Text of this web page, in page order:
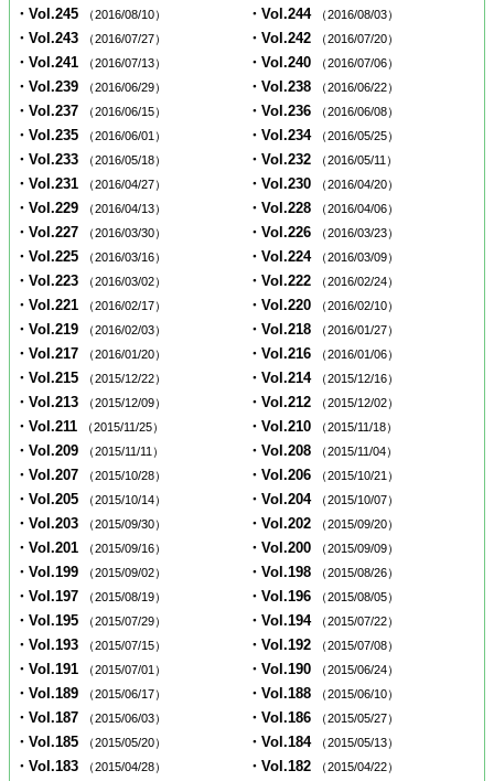
・Vol.245 （2016/08/10） ・Vol.244 （2016/08/03）
・Vol.243 （2016/07/27） ・Vol.242 （2016/07/20）
・Vol.241 （2016/07/13） ・Vol.240 （2016/07/06）
・Vol.239 （2016/06/29） ・Vol.238 （2016/06/22）
・Vol.237 （2016/06/15） ・Vol.236 （2016/06/08）
・Vol.235 （2016/06/01） ・Vol.234 （2016/05/25）
・Vol.233 （2016/05/18） ・Vol.232 （2016/05/11）
・Vol.231 （2016/04/27） ・Vol.230 （2016/04/20）
・Vol.229 （2016/04/13） ・Vol.228 （2016/04/06）
・Vol.227 （2016/03/30） ・Vol.226 （2016/03/23）
・Vol.225 （2016/03/16） ・Vol.224 （2016/03/09）
・Vol.223 （2016/03/02） ・Vol.222 （2016/02/24）
・Vol.221 （2016/02/17） ・Vol.220 （2016/02/10）
・Vol.219 （2016/02/03） ・Vol.218 （2016/01/27）
・Vol.217 （2016/01/20） ・Vol.216 （2016/01/06）
・Vol.215 （2015/12/22） ・Vol.214 （2015/12/16）
・Vol.213 （2015/12/09） ・Vol.212 （2015/12/02）
・Vol.211 （2015/11/25） ・Vol.210 （2015/11/18）
・Vol.209 （2015/11/11） ・Vol.208 （2015/11/04）
・Vol.207 （2015/10/28） ・Vol.206 （2015/10/21）
・Vol.205 （2015/10/14） ・Vol.204 （2015/10/07）
・Vol.203 （2015/09/30） ・Vol.202 （2015/09/20）
・Vol.201 （2015/09/16） ・Vol.200 （2015/09/09）
・Vol.199 （2015/09/02） ・Vol.198 （2015/08/26）
・Vol.197 （2015/08/19） ・Vol.196 （2015/08/05）
・Vol.195 （2015/07/29） ・Vol.194 （2015/07/22）
・Vol.193 （2015/07/15） ・Vol.192 （2015/07/08）
・Vol.191 （2015/07/01） ・Vol.190 （2015/06/24）
・Vol.189 （2015/06/17） ・Vol.188 （2015/06/10）
・Vol.187 （2015/06/03） ・Vol.186 （2015/05/27）
・Vol.185 （2015/05/20） ・Vol.184 （2015/05/13）
・Vol.183 （2015/04/28） ・Vol.182 （2015/04/22）